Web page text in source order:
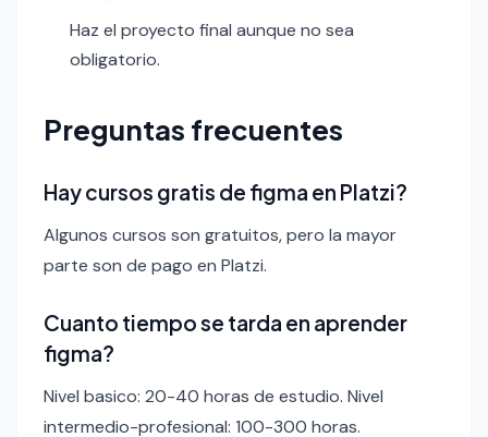
Haz el proyecto final aunque no sea
obligatorio.
Preguntas frecuentes
Hay cursos gratis de figma en Platzi?
Algunos cursos son gratuitos, pero la mayor
parte son de pago en Platzi.
Cuanto tiempo se tarda en aprender
figma?
Nivel basico: 20-40 horas de estudio. Nivel
intermedio-profesional: 100-300 horas.